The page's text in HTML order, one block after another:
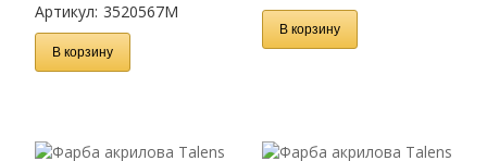
Артикул: 3520567M
В корзину
В корзину